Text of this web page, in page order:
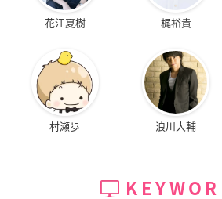
花江夏樹 梶裕貴
村瀬歩 浪川大輔